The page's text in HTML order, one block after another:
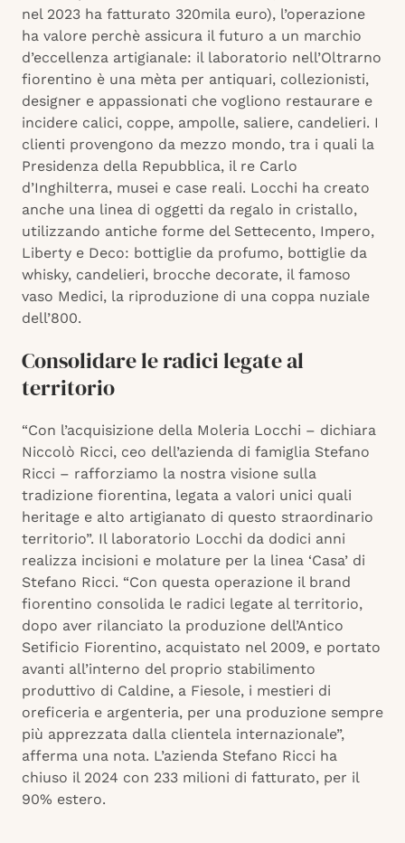
nel 2023 ha fatturato 320mila euro), l’operazione
ha valore perchè assicura il futuro a un marchio
d’eccellenza artigianale: il laboratorio nell’Oltrarno
fiorentino è una mèta per antiquari, collezionisti,
designer e appassionati che vogliono restaurare e
incidere calici, coppe, ampolle, saliere, candelieri. I
clienti provengono da mezzo mondo, tra i quali la
Presidenza della Repubblica, il re Carlo
d’Inghilterra, musei e case reali. Locchi ha creato
anche una linea di oggetti da regalo in cristallo,
utilizzando antiche forme del Settecento, Impero,
Liberty e Deco: bottiglie da profumo, bottiglie da
whisky, candelieri, brocche decorate, il famoso
vaso Medici, la riproduzione di una coppa nuziale
dell’800.
Consolidare le radici legate al
territorio
“Con l’acquisizione della Moleria Locchi – dichiara
Niccolò Ricci, ceo dell’azienda di famiglia Stefano
Ricci – rafforziamo la nostra visione sulla
tradizione fiorentina, legata a valori unici quali
heritage e alto artigianato di questo straordinario
territorio”. Il laboratorio Locchi da dodici anni
realizza incisioni e molature per la linea ‘Casa’ di
Stefano Ricci. “Con questa operazione il brand
fiorentino consolida le radici legate al territorio,
dopo aver rilanciato la produzione dell’Antico
Setificio Fiorentino, acquistato nel 2009, e portato
avanti all’interno del proprio stabilimento
produttivo di Caldine, a Fiesole, i mestieri di
oreficeria e argenteria, per una produzione sempre
più apprezzata dalla clientela internazionale”,
afferma una nota. L’azienda Stefano Ricci ha
chiuso il 2024 con 233 milioni di fatturato, per il
90% estero.